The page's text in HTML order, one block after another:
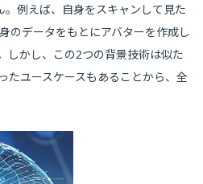
例えば、自身をスキャンして見た
のデータをもとにアバターを作成し
しかし、この2つの背景技術は似た
たユースケースもあることから、全